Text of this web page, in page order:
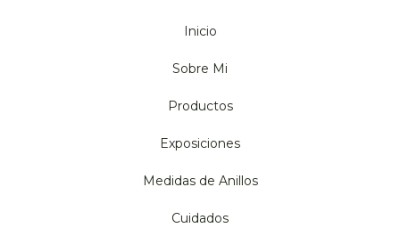
Inicio
Sobre Mi
Productos
Exposiciones
Medidas de Anillos
Cuidados